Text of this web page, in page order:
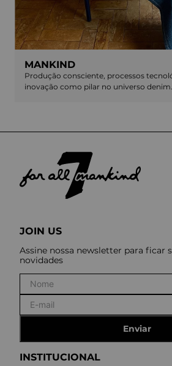
MANKIND
Produção consciente, processos
inovação como pilar no universo denim.
INSTITUCIONAL
JOIN US
Assine nossa newsletter para ficar
novidades
Enviar